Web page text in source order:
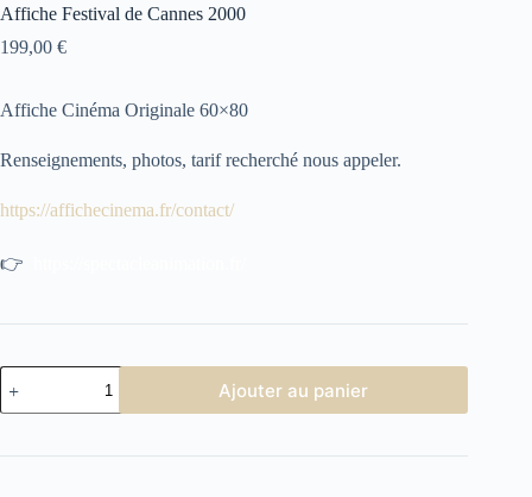
Affiche Festival de Cannes 2000
199,00 €
Affiche Cinéma Originale 60×80
Renseignements, photos, tarif recherché nous appeler.
https://affichecinema.fr/contact/
👉
quantité
de
Affiche
de
Ajouter au panier